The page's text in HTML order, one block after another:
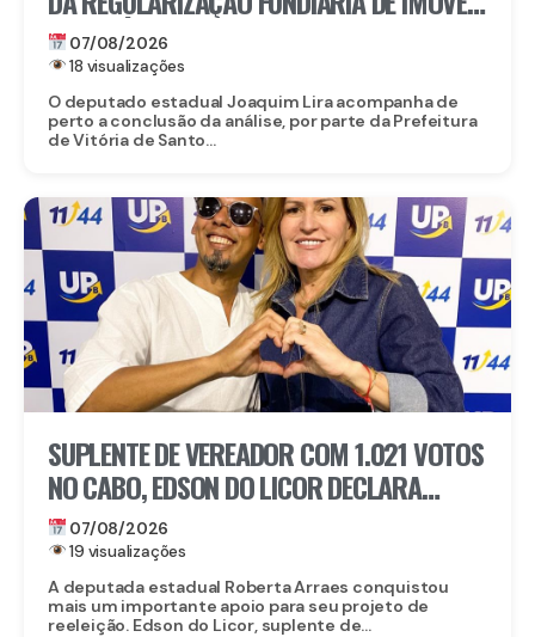
EM VITÓRIA DE SANTO ANTÃO
07/08/2026
18 visualizações
O deputado estadual Joaquim Lira acompanha de
perto a conclusão da análise, por parte da Prefeitura
de Vitória de Santo...
SUPLENTE DE VEREADOR COM 1.021 VOTOS
NO CABO, EDSON DO LICOR DECLARA
APOIO A ROBERTA ARRAES
07/08/2026
19 visualizações
A deputada estadual Roberta Arraes conquistou
mais um importante apoio para seu projeto de
reeleição. Edson do Licor, suplente de...